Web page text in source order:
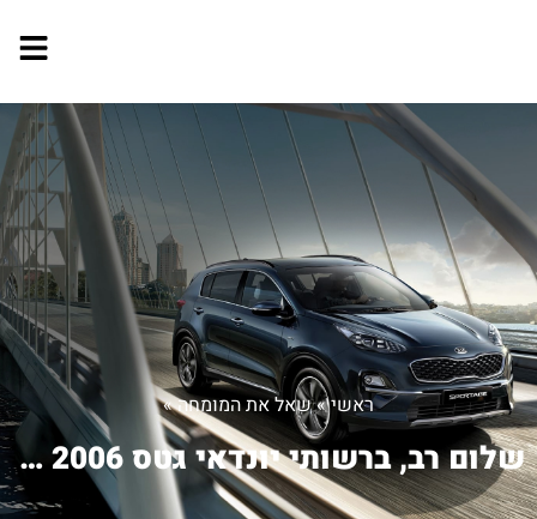
ראשי»שאל את המומחה»
שלום רב, ברשותי יונדאי גטס GLS 2006, ...